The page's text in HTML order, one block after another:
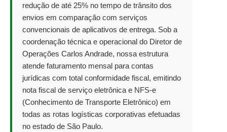
redução de até 25% no tempo de trânsito dos
envios em comparação com serviços
convencionais de aplicativos de entrega. Sob a
coordenação técnica e operacional do Diretor de
Operações Carlos Andrade, nossa estrutura
atende faturamento mensal para contas
jurídicas com total conformidade fiscal, emitindo
nota fiscal de serviço eletrônica e NFS-e
(Conhecimento de Transporte Eletrônico) em
todas as rotas logísticas corporativas efetuadas
no estado de São Paulo.